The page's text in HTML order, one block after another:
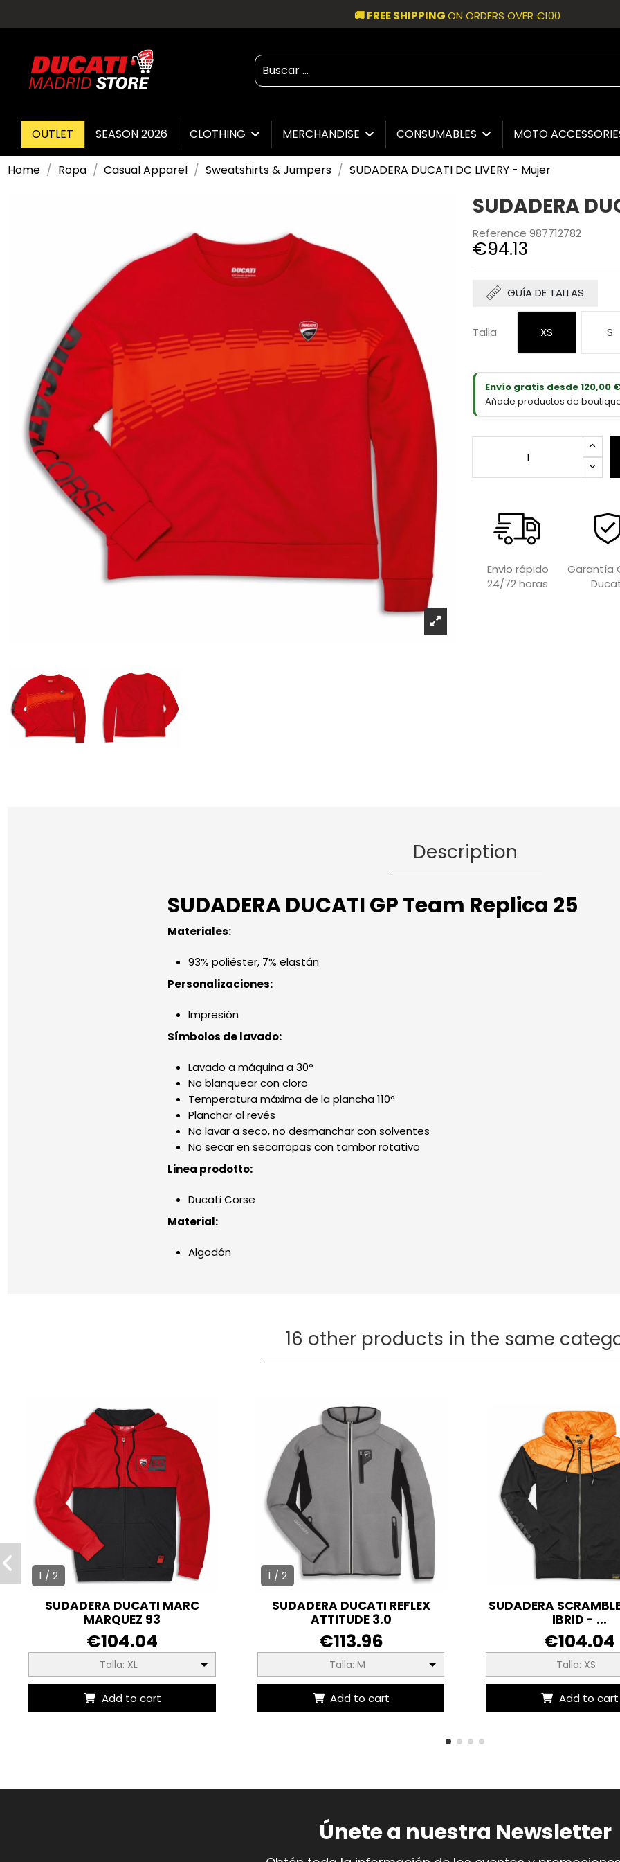
🚚 FREE SHIPPINGON ORDERS OVER €100
OUTLET SEASON 2026 CLOTHING MERCHANDISE CONSUMABLES MOTO
Home Ropa Casual Apparel Sweatshirts & Jumpers SUDADERA DUCATI DC LIVERY - Mujer
SUDADERA
Reference 987712782
€94.13
GUÍA DE TALLAS
Talla XS S
Envío gratis desde 120,00
Añade productos de
Envio rápido
24/72 horas
Garantía
Description
SUDADERA DUCATI GP Team Replica 25
Materiales:
93% poliéster, 7% elastán
Personalizaciones:
Impresión
Símbolos de lavado:
Lavado a máquina a 30°
No blanquear con cloro
Temperatura máxima de la plancha 110°
Planchar al revés
No lavar a seco, no desmanchar con solventes
No secar en secarropas con tambor rotativo
Linea prodotto:
Ducati Corse
Material:
Algodón
16 other products in the same
1 / 2
SUDADERA DUCATI MARC
MARQUEZ 93
€104.04
Talla: XL
Add to cart
1 / 2
SUDADERA DUCATI REFLEX
ATTITUDE 3.0
€113.96
Talla: M
Add to cart
SUDADERA
IBRID - ...
€104.04
Talla: XS
Add to cart
Únete a nuestra Newsletter